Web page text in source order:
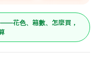
——花色、箱數、怎麼買，